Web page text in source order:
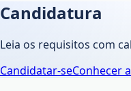
Candidatura
Leia os requisitos com
Candidatar-seConhecer